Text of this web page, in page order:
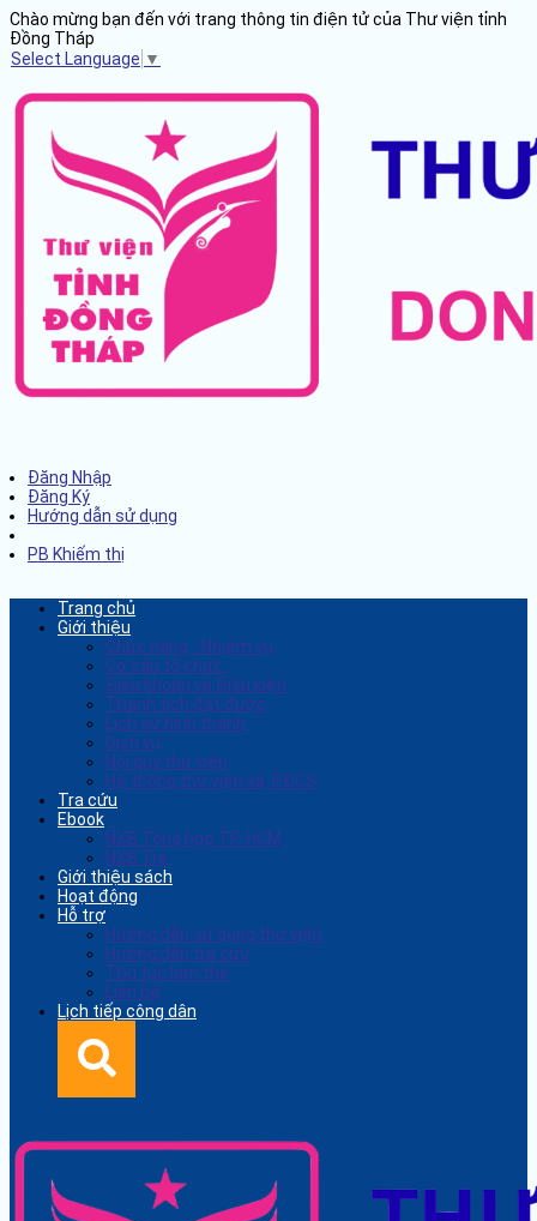
Chào mừng bạn đến với trang thông tin điện tử của Thư viện tỉnh
Đồng Tháp
Select Language ▼
Đăng Nhập
Đăng Ký
Hướng dẫn sử dụng
PB Khiếm thị
Trang chủ
Giới thiệu
Chức năng - Nhiệm vụ
Cơ cấu tổ chức
Điều khoản và Điều kiện
Thành tích đạt được
Lịch sử hình thành
Dịch vụ
Nội quy thư viện
Hệ thống thư viện xã, PĐCS
Tra cứu
Ebook
NXB Tổng hợp TP. HCM
NXB Trẻ
Giới thiệu sách
Hoạt động
Hỗ trợ
Hướng dẫn sử dụng thư viện
Hướng dẫn tra cứu
Thủ tục làm thẻ
Liên hệ
Lịch tiếp công dân